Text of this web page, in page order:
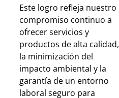
Este logro refleja nuestro
compromiso continuo a
ofrecer servicios y
productos de alta calidad,
la minimización del
impacto ambiental y la
garantía de un entorno
laboral seguro para